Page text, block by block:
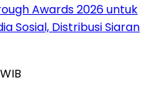
Awards 2026 untuk
Sosial, Distribusi Siaran